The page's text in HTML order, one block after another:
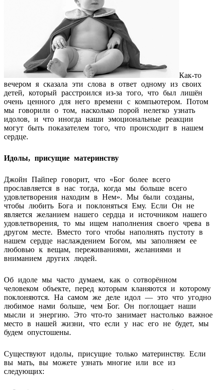
Как-то
вечером я сказала эти слова в ответ одному из своих
детей, который расстроился из-за того, что был лишён
очень ценного для него времени с компьютером. Потом
мы говорили о том, насколько порой нелегко узнать
идолов, и что иногда наши эмоциональные реакции
могут быть показателем того, что происходит в нашем
сердце.
Идолы, присущие материнству
Джойн Пайпер говорит, что «Бог более всего
прославляется в нас тогда, когда мы больше всего
удовлетворения находим в Нем». Мы были созданы,
чтобы любить Бога и поклоняться Ему. Если Он не
является желанием нашего сердца и источником нашего
удовлетворения, то мы ищем наполнения своего чрева в
другом месте. Вместо того чтобы наполнять пустоту в
нашем сердце наслаждением Богом, мы заполняем ее
любовью к вещам, переживаниями, желаниями и
вниманием других людей.
Об идоле мы часто думаем, как о сотворённом
человеком объекте, перед которым кланяются и которому
поклоняются. На самом же деле идол — это что угодно
любимое нами больше, чем Бог. Он поглощает наши
мысли и энергию. Это что-то занимает настолько важное
место в нашей жизни, что если у нас его не будет, мы
будем опустошены.
Существуют идолы, присущие только материнству. Если
вы мать, вы можете узнать многие или все из
следующих: